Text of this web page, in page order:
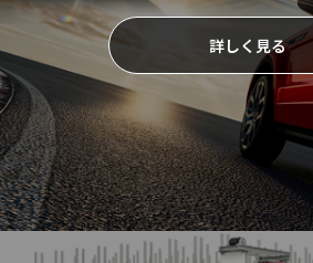
詳しく見る